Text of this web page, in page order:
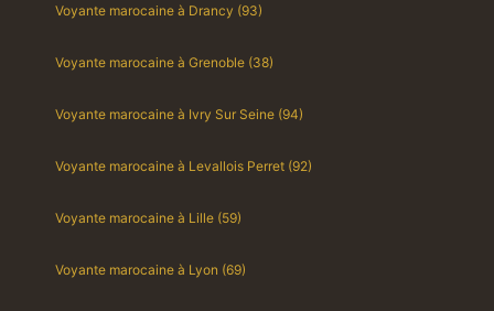
Voyante marocaine à Drancy (93)
Voyante marocaine à Grenoble (38)
Voyante marocaine à Ivry Sur Seine (94)
Voyante marocaine à Levallois Perret (92)
Voyante marocaine à Lille (59)
Voyante marocaine à Lyon (69)